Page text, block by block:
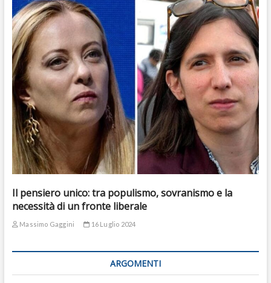
Il pensiero unico: tra populismo, sovranismo e la
necessità di un fronte liberale
Massimo Gaggini 16 Luglio 2024
ARGOMENTI